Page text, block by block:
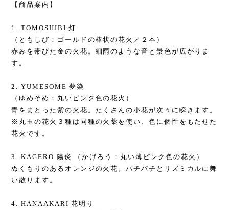
【商品案内】
1. TOMOSHIBI 灯
（ともしび：ゴールドの棒状の花火／２本）
赤みを帯びた金の火花。細雨のような音と景色が広がりま
す。
2. YUMESOME 夢染
（ゆめそめ：丸いピンク色の花火）
青をまとった紫の火花。たくさんの小花が次々に瞬きます。
※丸玉の花火３種は同種の火薬を使い、色に個性をもたせた
花火です。
3. KAGERO 陽炎 （かげろう：丸い薄ピンク色の花火）
ぬくもりのあるオレンジの火花。パチパチとリズミカルに舞
い散ります。
4. HANAAKARI 花明り